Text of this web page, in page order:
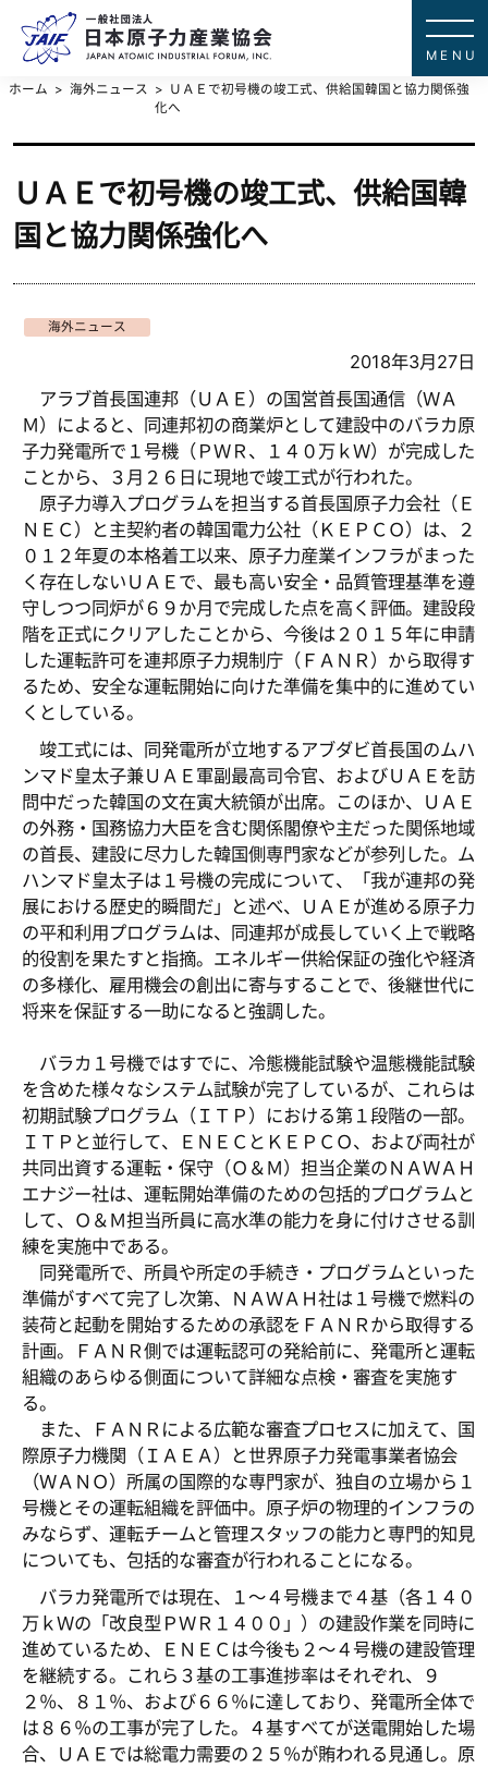
ホーム 海外ニュース
ＵＡＥで初号機の竣工式、供給国韓国と協力関係強
化へ
ＵＡＥで初号機の竣工式、供給国韓
国と協力関係強化へ
海外ニュース
2018年3月27日
アラブ首長国連邦（ＵＡＥ）の国営首長国通信（ＷＡ
Ｍ）によると、同連邦初の商業炉として建設中のバラカ原
子力発電所で１号機（ＰＷＲ、１４０万ｋＷ）が完成した
ことから、３月２６日に現地で竣工式が行われた。
原子力導入プログラムを担当する首長国原子力会社（Ｅ
ＮＥＣ）と主契約者の韓国電力公社（ＫＥＰＣＯ）は、２
０１２年夏の本格着工以来、原子力産業インフラがまった
く存在しないＵＡＥで、最も高い安全・品質管理基準を遵
守しつつ同炉が６９か月で完成した点を高く評価。建設段
階を正式にクリアしたことから、今後は２０１５年に申請
した運転許可を連邦原子力規制庁（ＦＡＮＲ）から取得す
るため、安全な運転開始に向けた準備を集中的に進めてい
くとしている。
竣工式には、同発電所が立地するアブダビ首長国のムハ
ンマド皇太子兼ＵＡＥ軍副最高司令官、およびＵＡＥを訪
問中だった韓国の文在寅大統領が出席。このほか、ＵＡＥ
の外務・国務協力大臣を含む関係閣僚や主だった関係地域
の首長、建設に尽力した韓国側専門家などが参列した。ム
ハンマド皇太子は１号機の完成について、「我が連邦の発
展における歴史的瞬間だ」と述べ、ＵＡＥが進める原子力
の平和利用プログラムは、同連邦が成長していく上で戦略
的役割を果たすと指摘。エネルギー供給保証の強化や経済
の多様化、雇用機会の創出に寄与することで、後継世代に
将来を保証する一助になると強調した。
バラカ１号機ではすでに、冷態機能試験や温態機能試験
を含めた様々なシステム試験が完了しているが、これらは
初期試験プログラム（ＩＴＰ）における第１段階の一部。
ＩＴＰと並行して、ＥＮＥＣとＫＥＰＣＯ、および両社が
共同出資する運転・保守（Ｏ＆Ｍ）担当企業のＮＡＷＡＨ
エナジー社は、運転開始準備のための包括的プログラムと
して、Ｏ＆Ｍ担当所員に高水準の能力を身に付けさせる訓
練を実施中である。
同発電所で、所員や所定の手続き・プログラムといった
準備がすべて完了し次第、ＮＡＷＡＨ社は１号機で燃料の
装荷と起動を開始するための承認をＦＡＮＲから取得する
計画。ＦＡＮＲ側では運転認可の発給前に、発電所と運転
組織のあらゆる側面について詳細な点検・審査を実施す
る。
また、ＦＡＮＲによる広範な審査プロセスに加えて、国
際原子力機関（ＩＡＥＡ）と世界原子力発電事業者協会
（ＷＡＮＯ）所属の国際的な専門家が、独自の立場から１
号機とその運転組織を評価中。原子炉の物理的インフラの
みならず、運転チームと管理スタッフの能力と専門的知見
についても、包括的な審査が行われることになる。
バラカ発電所では現在、１～４号機まで４基（各１４０
万ｋＷの「改良型ＰＷＲ１４００」）の建設作業を同時に
進めているため、ＥＮＥＣは今後も２～４号機の建設管理
を継続する。これら３基の工事進捗率はそれぞれ、９
２％、８１％、および６６％に達しており、発電所全体で
は８６％の工事が完了した。４基すべてが送電開始した場
合、ＵＡＥでは総電力需要の２５％が賄われる見通し。原